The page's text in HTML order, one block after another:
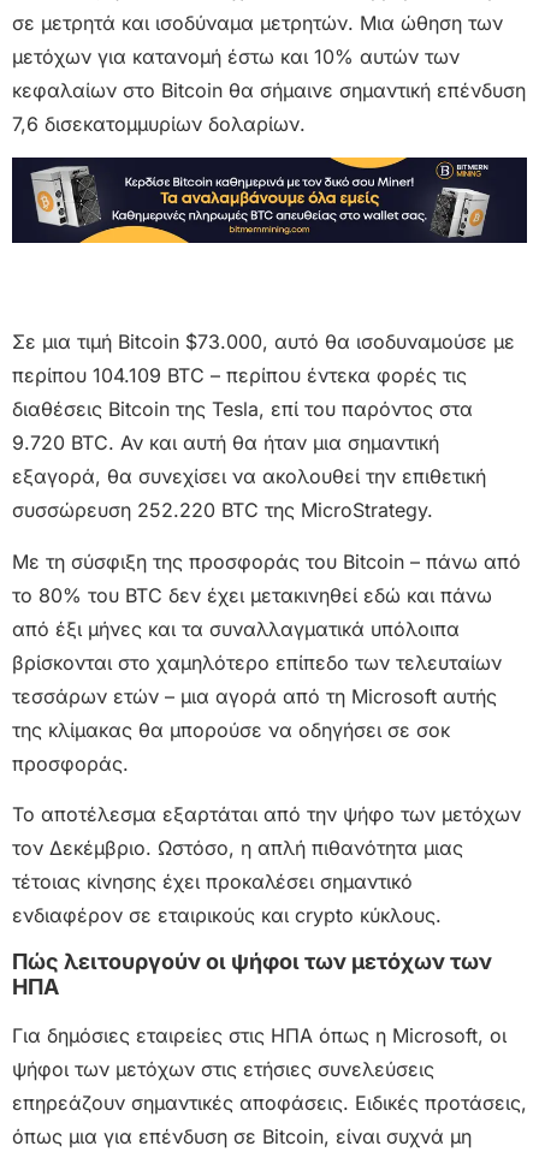
σε μετρητά και ισοδύναμα μετρητών. Μια ώθηση των
μετόχων για κατανομή έστω και 10% αυτών των
κεφαλαίων στο Bitcoin θα σήμαινε σημαντική επένδυση
7,6 δισεκατομμυρίων δολαρίων.
Σε μια τιμή Bitcoin $73.000, αυτό θα ισοδυναμούσε με
περίπου 104.109 BTC – περίπου έντεκα φορές τις
διαθέσεις Bitcoin της Tesla, επί του παρόντος στα
9.720 BTC. Αν και αυτή θα ήταν μια σημαντική
εξαγορά, θα συνεχίσει να ακολουθεί την επιθετική
συσσώρευση 252.220 BTC της MicroStrategy.
Με τη σύσφιξη της προσφοράς του Bitcoin – πάνω από
το 80% του BTC δεν έχει μετακινηθεί εδώ και πάνω
από έξι μήνες και τα συναλλαγματικά υπόλοιπα
βρίσκονται στο χαμηλότερο επίπεδο των τελευταίων
τεσσάρων ετών – μια αγορά από τη Microsoft αυτής
της κλίμακας θα μπορούσε να οδηγήσει σε σοκ
προσφοράς.
Το αποτέλεσμα εξαρτάται από την ψήφο των μετόχων
τον Δεκέμβριο. Ωστόσο, η απλή πιθανότητα μιας
τέτοιας κίνησης έχει προκαλέσει σημαντικό
ενδιαφέρον σε εταιρικούς και crypto κύκλους.
Πώς λειτουργούν οι ψήφοι των μετόχων των
ΗΠΑ
Για δημόσιες εταιρείες στις ΗΠΑ όπως η Microsoft, οι
ψήφοι των μετόχων στις ετήσιες συνελεύσεις
επηρεάζουν σημαντικές αποφάσεις. Ειδικές προτάσεις,
όπως μια για επένδυση σε Bitcoin, είναι συχνά μη